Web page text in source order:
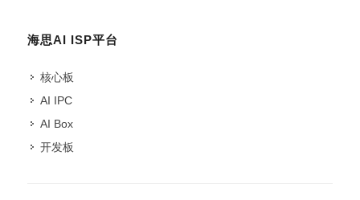
海思AI ISP平台
核心板
AI IPC
AI Box
开发板